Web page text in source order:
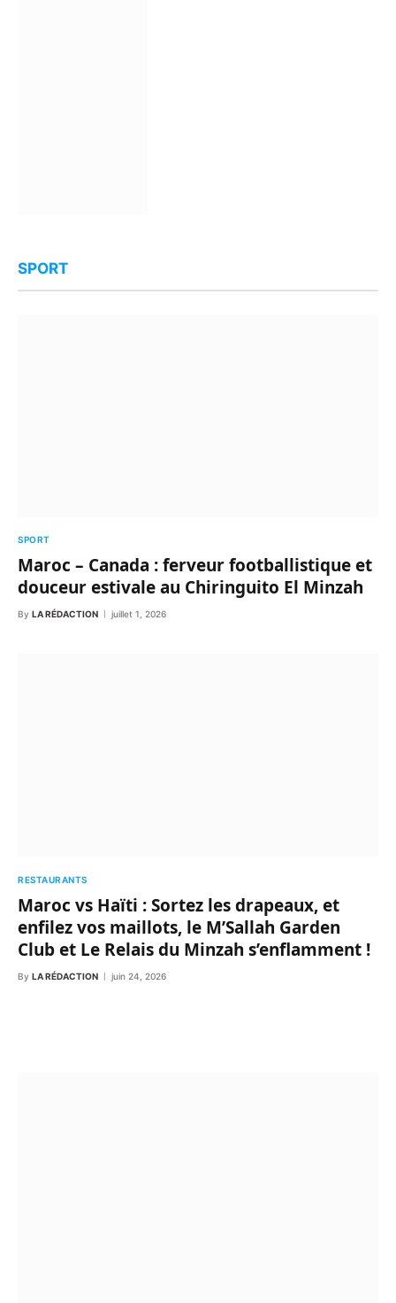
SPORT
SPORT
Maroc – Canada : ferveur footballistique et
douceur estivale au Chiringuito El Minzah
By LA RÉDACTION juillet 1, 2026
RESTAURANTS
Maroc vs Haïti : Sortez les drapeaux, et
enfilez vos maillots, le M’Sallah Garden
Club et Le Relais du Minzah s’enflamment !
By LA RÉDACTION juin 24, 2026